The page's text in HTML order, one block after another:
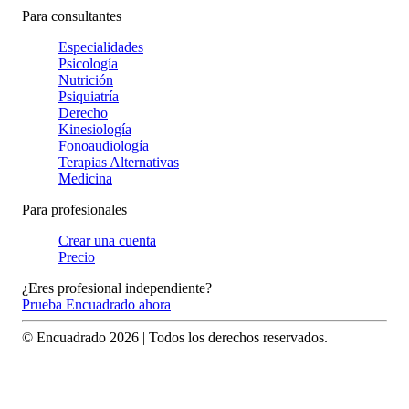
Para consultantes
Especialidades
Psicología
Nutrición
Psiquiatría
Derecho
Kinesiología
Fonoaudiología
Terapias Alternativas
Medicina
Para profesionales
Crear una cuenta
Precio
¿Eres profesional independiente?
Prueba Encuadrado ahora
© Encuadrado 2026 | Todos los derechos reservados.